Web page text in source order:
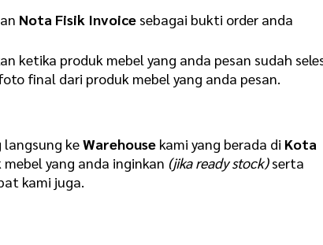
Nota Fisik Invoice sebagai bukti order anda
ketika produk mebel yang anda pesan sudah
final dari produk mebel yang anda pesan.
langsung keWarehouse kami yang berada di Kota
yang anda inginkan (jika ready stock)serta
kami juga.